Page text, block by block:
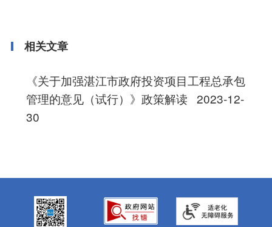
相关文章
《关于加强湛江市政府投资项目工程总承包
管理的意见（试行）》政策解读 2023-12-
30